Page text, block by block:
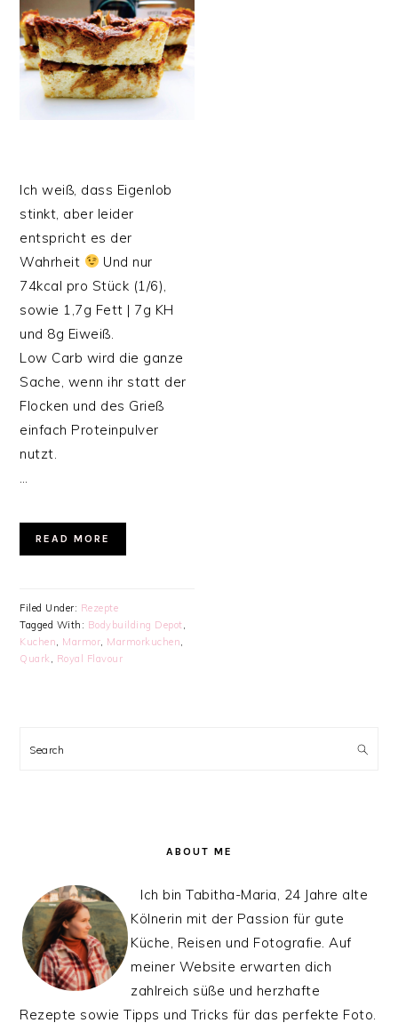
Ich weiß, dass Eigenlob
stinkt, aber leider
entspricht es der
Wahrheit
Und nur
74kcal pro Stück (1/6),
sowie 1,7g Fett | 7g KH
und 8g Eiweiß.
Low Carb wird die ganze
Sache, wenn ihr statt der
Flocken und des Grieß
einfach Proteinpulver
nutzt.
READ MORE
Filed Under: Rezepte
Tagged With: Bodybuilding Depot
Kuchen
Marmor Marmorkuchen
Quark
Royal Flavour
SIDEBAR
Search
ABOUT ME
Ich bin Tabitha-Maria, 24 Jahre alte
Kölnerin mit der Passion für gute
Küche, Reisen und Fotografie. Auf
meiner Website erwarten dich
zahlreich süße und herzhafte
Rezepte sowie Tipps und Tricks für das perfekte Foto.